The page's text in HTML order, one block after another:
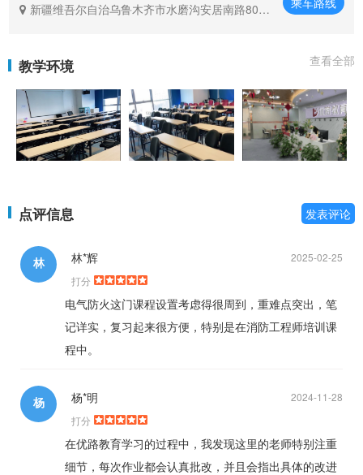
新疆维吾尔自治乌鲁木齐市水磨沟安居南路802
教学环境 查看全部
点评信息 发表评论
林 2025-02-25
林*辉
打分
电气防火这门课程设置考虑得很周到，重难点突出，笔
记详实，复习起来很方便，特别是在消防工程师培训课
程中。
杨 2024-11-28
杨*明
打分
在优路教育学习的过程中，我发现这里的老师特别注重
细节，每次作业都会认真批改，并且会指出具体的改进